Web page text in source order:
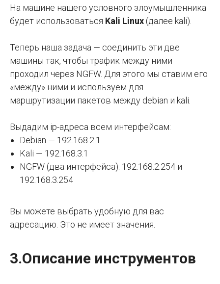
На машине нашего условного злоумышленника
будет использоваться Kali Linux (далее kali).
Теперь наша задача — соединить эти две
машины так, чтобы трафик между ними
проходил через NGFW. Для этого мы ставим его
«между» ними и используем для
маршрутизации пакетов между debian и kali.
Выдадим ip-адреса всем интерфейсам:
Debian — 192.168.2.1
Kali — 192.168.3.1
NGFW (два интерфейса): 192.168.2.254 и
192.168.3.254
Вы можете выбрать удобную для вас
адресацию. Это не имеет значения.
3.Описание инструментов